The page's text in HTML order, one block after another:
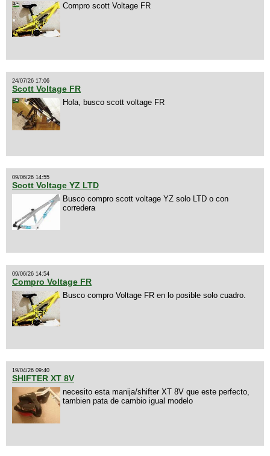
Compro scott Voltage FR
24/07/26 17:06
Scott Voltage FR
Hola, busco scott voltage FR
09/06/26 14:55
Scott Voltage YZ LTD
Busco compro scott voltage YZ solo LTD o con
corredera
09/06/26 14:54
Compro Voltage FR
Busco compro Voltage FR en lo posible solo cuadro.
19/04/26 09:40
SHIFTER XT 8V
necesito esta manija/shifter XT 8V que este perfecto,
tambien pata de cambio igual modelo